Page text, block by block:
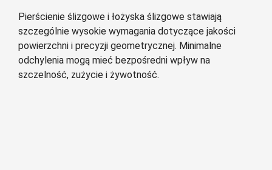
Pierścienie ślizgowe i łożyska ślizgowe stawiają
szczególnie wysokie wymagania dotyczące jakości
powierzchni i precyzji geometrycznej. Minimalne
odchylenia mogą mieć bezpośredni wpływ na
szczelność, zużycie i żywotność.